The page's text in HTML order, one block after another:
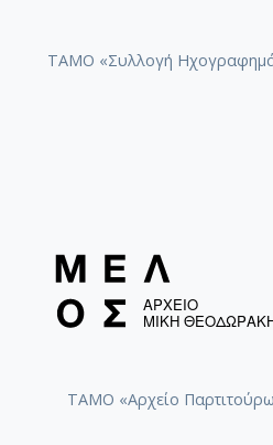
ΤΑΜΟ «Συλλογή
ΤΑΜΟ «Αρχείο